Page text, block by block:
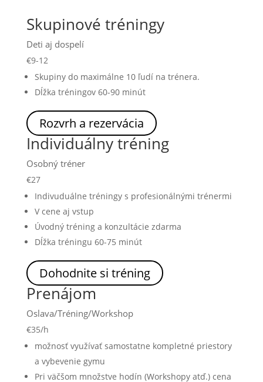
Skupinové tréningy
Deti aj dospelí
€9-12
Skupiny do maximálne 10 ľudí na trénera.
Dĺžka tréningov 60-90 minút
Rozvrh a rezervácia
Individuálny tréning
Osobný tréner
€27
Indivuduálne tréningy s profesionálnými trénermi
V cene aj vstup
Úvodný tréning a konzultácie zdarma
Dĺžka tréningu 60-75 minút
Dohodnite si tréning
Prenájom
Oslava/Tréning/Workshop
€35/h
možnosť využívať samostatne kompletné priestory
a vybevenie gymu
Pri väčšom množstve hodín (Workshopy atď.) cena